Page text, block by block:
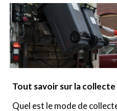
Tout savoir sur la
Quel est le mode de